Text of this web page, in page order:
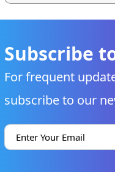
Subscribe
For frequent
subscribe to our